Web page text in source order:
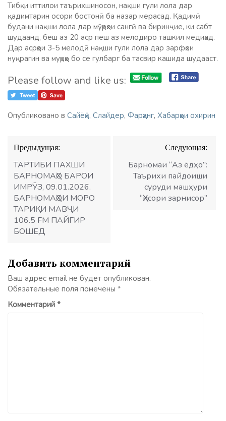
Тибқи иттилои таърихшиносон, нақши гули лола дар
қадимтарин осори бостонӣ ба назар мерасад. Қадимӣ
будани нақши лола дар мӯҳрҳои сангӣ ва биринҷие, ки сабт
шудаанд, беш аз 20 аср пеш аз мелодиро ташкил медиҳад.
Дар асрҳои 3-5 мелодӣ нақши гули лола дар зарфҳои
нуқрагин ва муҳрҳо бо се гулбарг ба тасвир кашида шудааст.
Please follow and like us:
Опубликовано в Сайёҳӣ, Слайдер, Фарҳанг, Хабарҳои охирин
Навигация
по
записям
Предыдущая:
ТАРТИБИ ПАХШИ
БАРНОМАҲО БАРОИ
ИМРӮЗ, 09.01.2026.
БАРНОМАҲОИ МОРО
ТАРИҚИ МАВҶИ
106.5 FM ПАЙГИР
БОШЕД
Следующая:
Барномаи “Аз ёдҳо”:
Таърихи пайдоиши
суруди машҳури
“Ҳисори зарнисор”
Добавить комментарий
Ваш адрес email не будет опубликован.
Обязательные поля помечены *
Комментарий *